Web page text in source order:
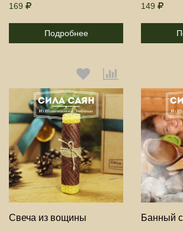
169
Подробнее
149
Свеча из вощины
Выберите количество:
Продолжить Отмена
Банный